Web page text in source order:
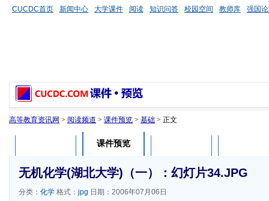
CUCDC首页 新闻中心 大学课件 阅读 知识问答 校园空间 教师库 强国
高等教育资讯网 > 阅读频道 > 课件预览 > 基础 > 正文
课件预览
无机化学(湖北大学)（一）：幻灯片34.JPG
分类： 化学 格式： jpg 日期：2006年07月06日